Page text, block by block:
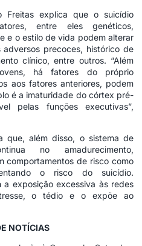
Freitas explica que o suicídio
entre eles genéticos,
e o estilo de vida podem alterar
precoces, histórico de
clínico, entre outros. “Além
há fatores do próprio
aos fatores anteriores, podem
é a imaturidade do córtex pré-
pelas funções executivas”,
que, além disso, o sistema de
no amadurecimento,
comportamentos de risco como
o risco do suicídio.
a exposição excessiva às redes
o tédio e o expõe ao
NOTÍCIAS